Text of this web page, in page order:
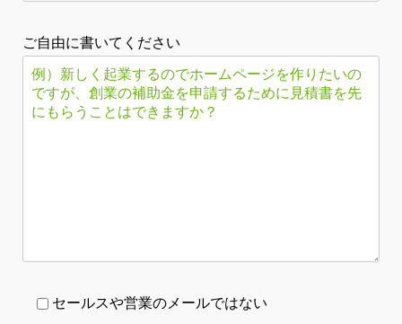
ご自由に書いてください
セールスや営業のメールではない